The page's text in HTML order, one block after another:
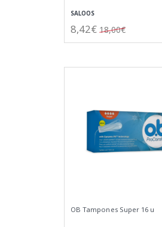
SALOOS
8,42€ 18,00€
OB Tampones Super 16 u